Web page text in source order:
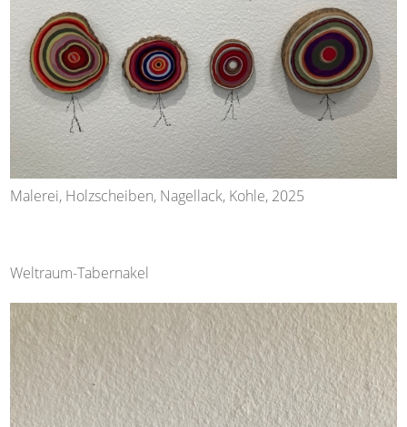
Malerei, Holzscheiben, Nagellack, Kohle, 2025
Weltraum-Tabernakel